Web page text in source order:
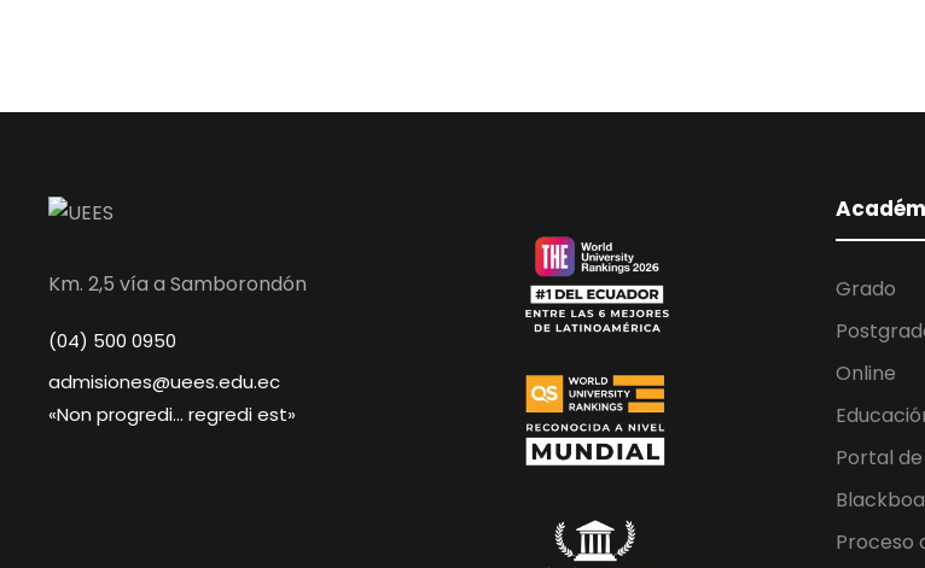
Km. 2,5 vía a Samborondón
(04) 500 0950
admisiones@uees.edu.ec
«Non progredi… regredi est»
Grado
Online
Portal
Proceso